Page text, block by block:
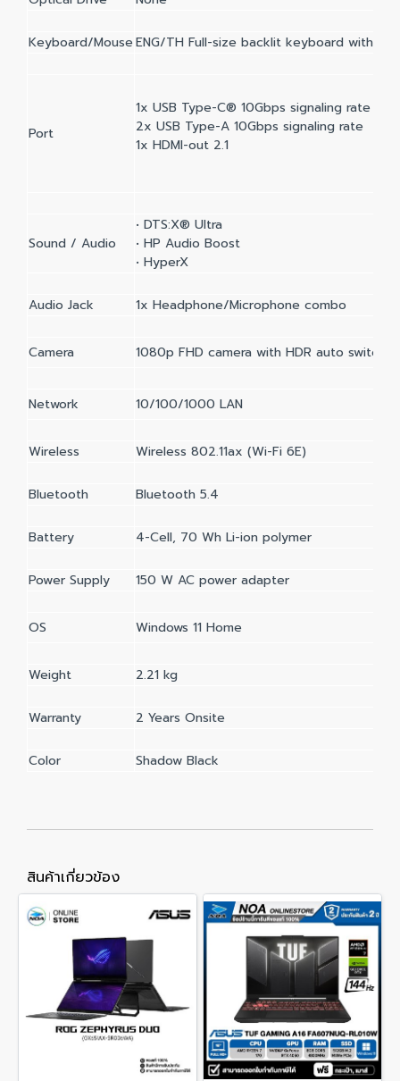
Keyboard/MouseENG/TH Full-size backlit keyboard with
Port
1x USB Type-C® 10Gbps signaling rate
2x USB Type-A 10Gbps signaling rate
1x HDMI-out 2.1
Sound / Audio
• DTS:X® Ultra
• HP Audio Boost
• HyperX
Audio Jack 1x Headphone/Microphone combo
Camera 1080p FHD camera with HDR auto
Network 10/100/1000 LAN
Wireless Wireless 802.11ax (Wi-Fi 6E)
Bluetooth Bluetooth 5.4
Battery 4-Cell, 70 Wh Li-ion polymer
Power Supply 150 W AC power adapter
OS Windows 11 Home
Weight 2.21 kg
Warranty 2 Years Onsite
Color Shadow Black
สินค้าเกี่ยวข้อง